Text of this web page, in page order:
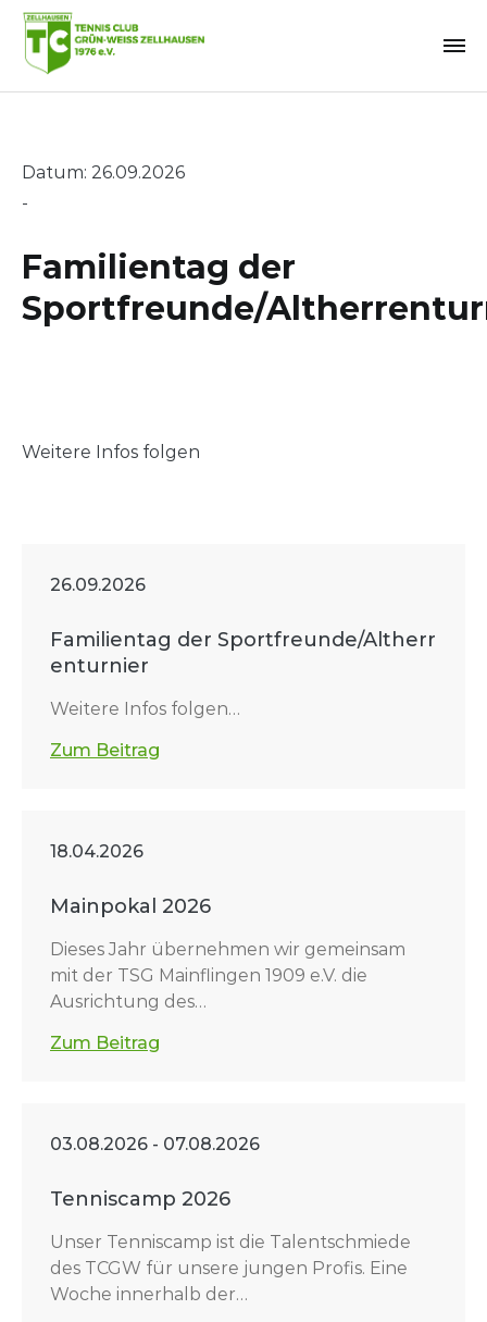
Zum
Inhalt
springen
Datum: 26.09.2026
-
Familientag der
Sportfreunde/
Weitere Infos folgen
26.09.2026
Familientag der Sportfreunde/Altherr
enturnier
Weitere Infos folgen…
Zum Beitrag
18.04.2026
Mainpokal 2026
Dieses Jahr übernehmen wir gemeinsam
mit der TSG Mainflingen 1909 e.V. die
Ausrichtung des…
Zum Beitrag
03.08.2026 - 07.08.2026
Tenniscamp 2026
Unser Tenniscamp ist die Talentschmiede
des TCGW für unsere jungen Profis. Eine
Woche innerhalb der…